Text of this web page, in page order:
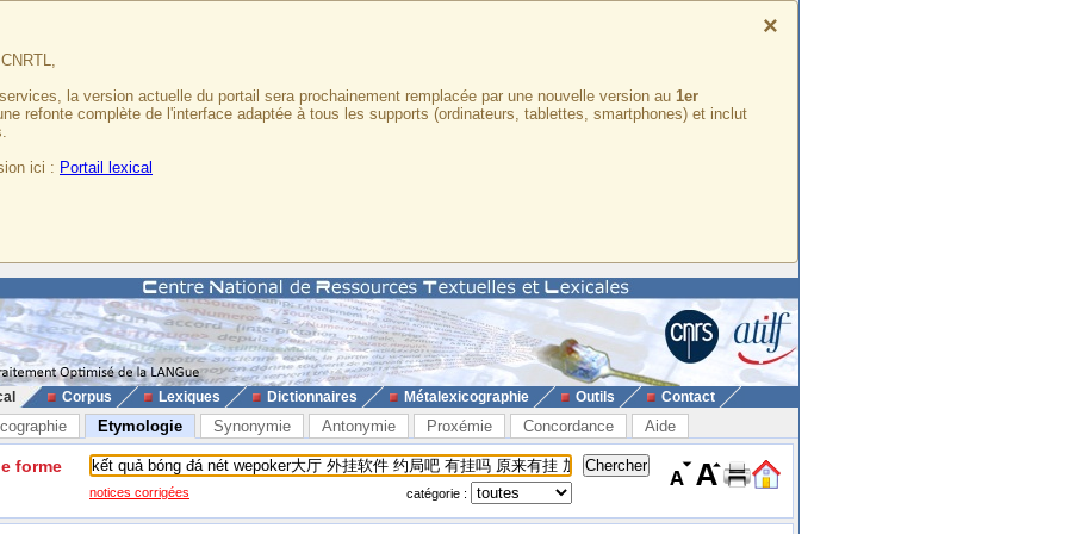
×
la version actuelle du portail sera prochainement remplacée par une nouvelle version au 1er
refonte complète de l'interface adaptée à tous les supports (ordinateurs, tablettes, smartphones) et inclut
ici : Portail lexical
Corpus Lexiques Dictionnaires Métalexicographie Outils Contact
Etymologie Synonymie Antonymie Proxémie Concordance Aide
forme
notices corrigées catégorie :